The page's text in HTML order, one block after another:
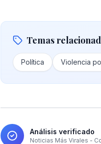
Temas
Política Violencia
Análisis verificado
Noticias Más Virales -